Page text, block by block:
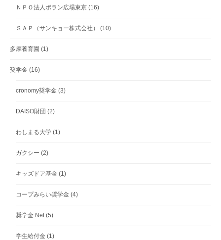
ＮＰＯ法人ポラン広場東京 (16)
ＳＡＰ（サンキョー株式会社） (10)
多摩養育園 (1)
奨学金 (16)
cronomy奨学金 (3)
DAISO財団 (2)
わしまる大学 (1)
ガクシー (2)
キッズドア基金 (1)
コープみらい奨学金 (4)
奨学金.Net (5)
学生給付金 (1)